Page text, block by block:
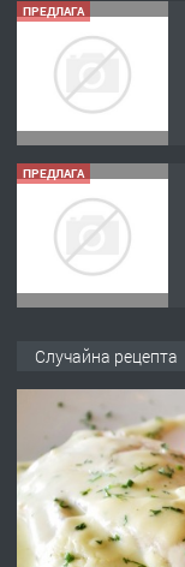
ПРЕДЛАГА
ПРЕДЛАГА
ПРЕДЛАГА
Случайна рецепта